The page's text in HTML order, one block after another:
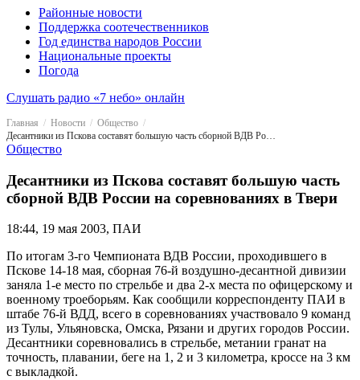
Районные новости
Поддержка соотечественников
Год единства народов России
Национальные проекты
Погода
Слушать радио «7 небо» онлайн
Главная Новости
Общество
Десантники из Пскова составят большую часть сборной ВДВ России на соревнованиях в Твери
Общество
Десантники из Пскова составят большую часть
сборной ВДВ России на соревнованиях в Твери
18:44, 19 мая 2003, ПАИ
По итогам 3-го Чемпионата ВДВ России, проходившего в
Пскове 14-18 мая, сборная 76-й воздушно-десантной дивизии
заняла 1-е место по стрельбе и два 2-х места по офицерскому и
военному троеборьям. Как сообщили корреспонденту ПАИ в
штабе 76-й ВДД, всего в соревнованиях участвовало 9 команд
из Тулы, Ульяновска, Омска, Рязани и других городов России.
Десантники соревновались в стрельбе, метании гранат на
точность, плавании, беге на 1, 2 и 3 километра, кроссе на 3 км
с выкладкой.